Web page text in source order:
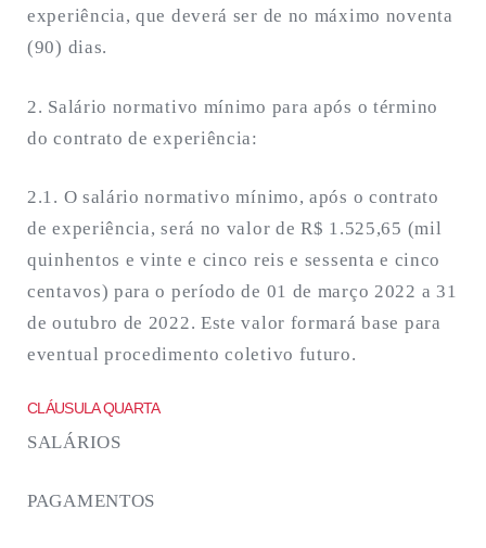
experiência, que deverá ser de no máximo noventa
(90) dias.
2. Salário normativo mínimo para após o término
do contrato de experiência:
2.1. O salário normativo mínimo, após o contrato
de experiência, será no valor de R$ 1.525,65 (mil
quinhentos e vinte e cinco reis e sessenta e cinco
centavos) para o período de 01 de março 2022 a 31
de outubro de 2022. Este valor formará base para
eventual procedimento coletivo futuro.
CLÁUSULA QUARTA
SALÁRIOS
PAGAMENTOS